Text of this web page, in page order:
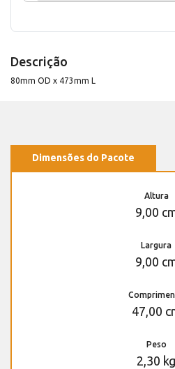
Descrição
80mm OD x 473mm L
Dimensões do Pacote
Altura
9,00
Largura
9,00
47,00
Peso
2,30 kg